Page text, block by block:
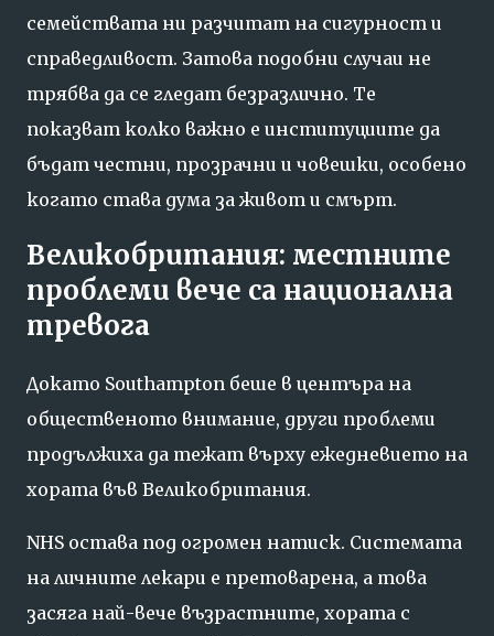
семействата ни разчитат на сигурност и
справедливост. Затова подобни случаи не
трябва да се гледат безразлично. Те
показват колко важно е институциите да
бъдат честни, прозрачни и човешки, особено
когато става дума за живот и смърт.
Великобритания: местните
проблеми вече са национална
тревога
Докато Southampton беше в центъра на
общественото внимание, други проблеми
продължиха да тежат върху ежедневието на
хората във Великобритания.
NHS остава под огромен натиск. Системата
на личните лекари е претоварена, а това
засяга най-вече възрастните, хората с